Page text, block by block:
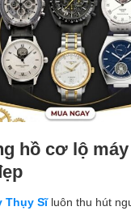
hồ cơ lộ
Thụy Sĩluôn thu hút